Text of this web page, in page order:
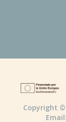
Copyright ©
Email: